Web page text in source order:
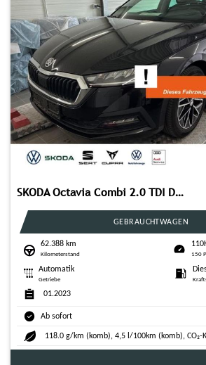
SKODA Octavia Combi 2.0 TDI DSG Clever +AHK+NAVI+KAMER
GEBRAUCHTWAGEN
62.388 km
Kilometerstand 150
Automatik
Getriebe
01.2023
Ab sofort
118.0 g/km (komb), 4,5 l/100km (komb), CO₂-